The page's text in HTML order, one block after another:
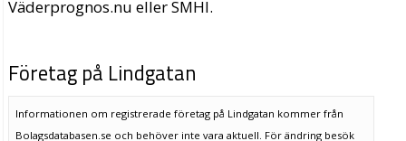
Väderprognos.nu eller SMHI.
Företag på Lindgatan
Informationen om registrerade företag på Lindgatan kommer från
Bolagsdatabasen.se och behöver inte vara aktuell. För ändring besök